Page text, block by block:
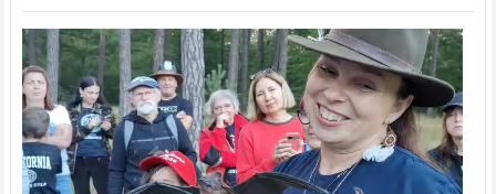
–
prawdziwy
skarb
natury
[wideo]